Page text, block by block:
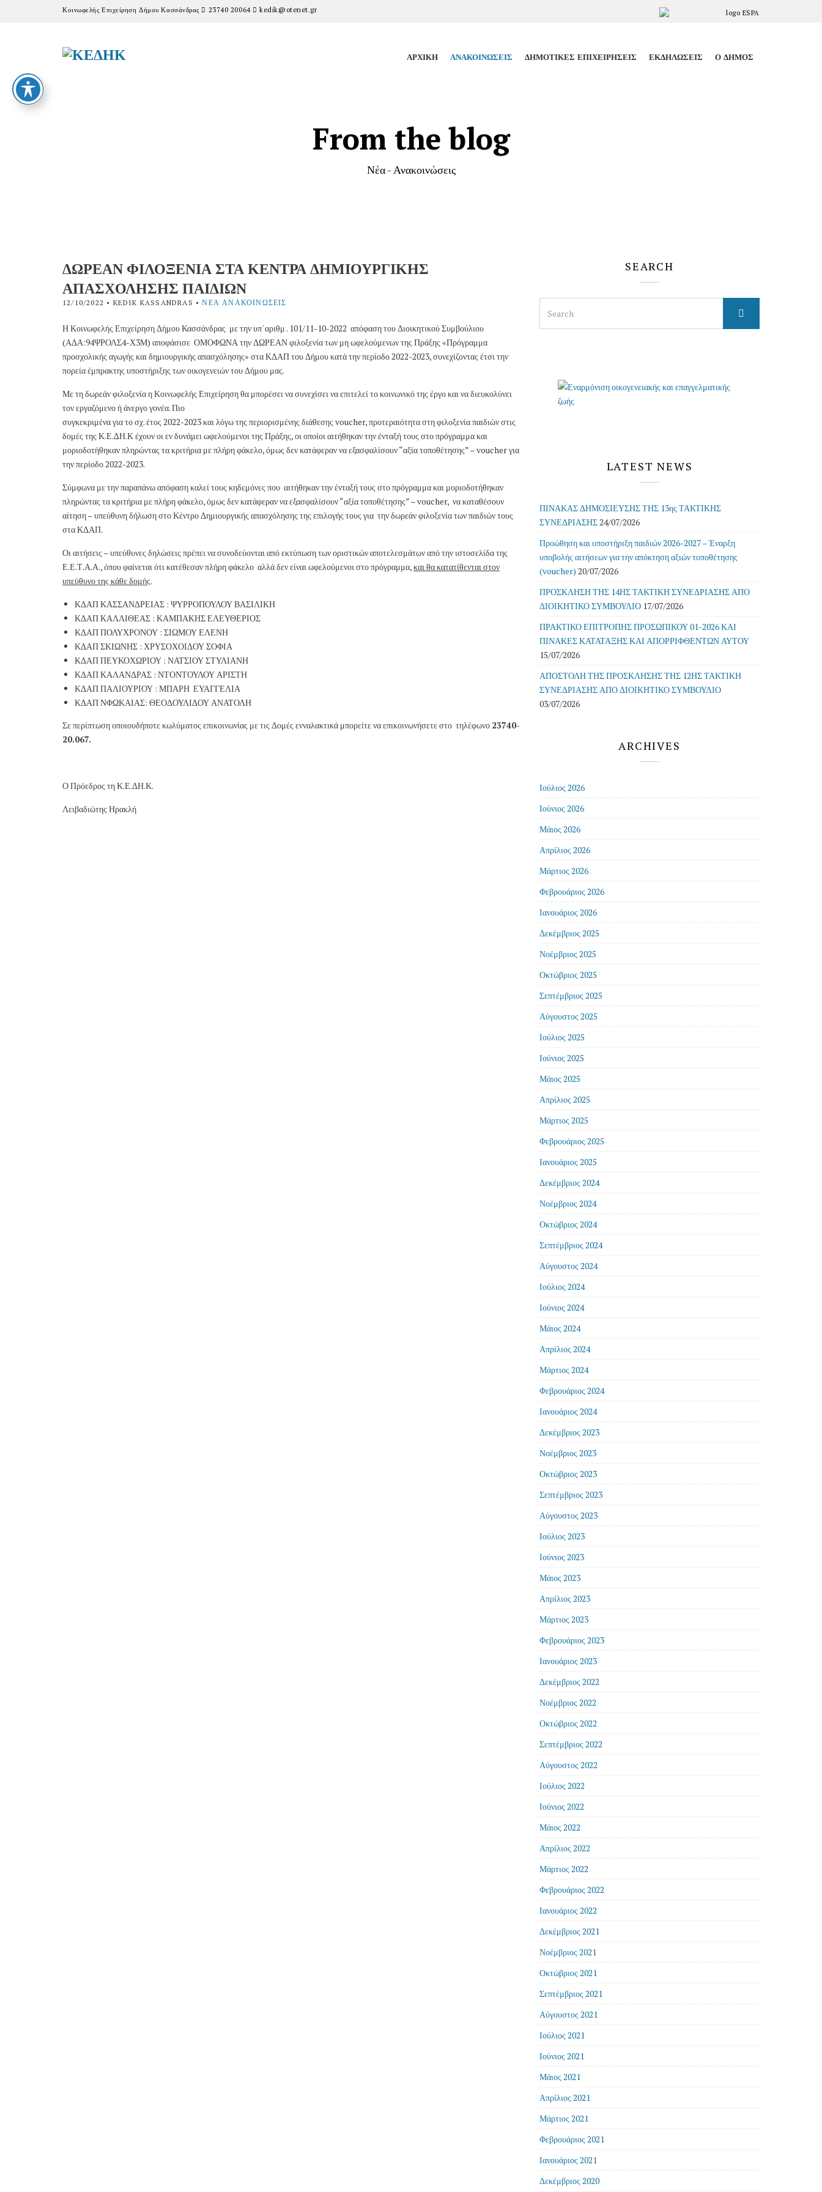
Κοινωφελής Επιχείρηση Δήμου Κασσάνδρας 23740 20064 kedik@otenet.gr
ΑΡΧΙΚΉ ΑΝΑΚΟΙΝΏΣΕΙΣ ΔΗΜΟΤΙΚΈΣ ΕΠΙΧΕΙΡΉΣΕΙΣ ΕΚΔΗΛΏΣΕΙΣ Ο ΔΉΜΟΣ
From the blog
Νέα - Ανακοινώσεις
ΔΩΡΕΑΝ ΦΙΛΟΞΕΝΙΑ ΣΤΑ ΚΕΝΤΡΑ ΔΗΜΙΟΥΡΓΙΚΗΣ
ΑΠΑΣΧΟΛΗΣΗΣ ΠΑΙΔΙΩΝ
12/10/2022 • KEDIK KASSANDRAS •ΝΈΑ ΑΝΑΚΟΙΝΏΣΕΙΣ
Η Κοινωφελής Επιχείρηση Δήμου Κασσάνδρας με την υπ΄αριθμ . 101/11-10-2022 απόφαση του Διοικητικού Συμβούλιου
(ΑΔΑ:94ΨΡΟΛΣ4-Χ3Μ) αποφάσισε ΟΜΟΦΩΝΑ την ΔΩΡΕΑΝ φιλοξενία των μη ωφελούμενων της Πράξης «Πρόγραμμα
προσχολικής αγωγής και δημιουργικής απασχόλησης» στα ΚΔΑΠ του Δήμου κατά την περίοδο 2022-2023, συνεχίζοντας έτσι την
πορεία έμπρακτης υποστήριξης των οικογενειών του Δήμου μας.
Με τη δωρεάν φιλοξενία η Κοινωφελής Επιχείρηση θα μπορέσει να συνεχίσει να επιτελεί το κοινωνικό της έργο και να διευκολύνει
τον εργαζόμενο ή άνεργο γονέα. Πιο
συγκεκριμένα για το σχ. έτος 2022-2023 και λόγω της περιορισμένης διάθεσης voucher, προτεραιότητα στη φιλοξενία παιδιών στις
δομές της Κ.Ε.∆Η.Κ έχουν οι εν δυνάμει ωφελούμενοι της Πράξης, οι οποίοι αιτήθηκαν την ένταξή τους στο πρόγραμμα και
μοριοδοτήθηκαν πληρώντας τα κριτήρια με πλήρη φάκελο, όμως δεν κατάφεραν να εξασφαλίσουν “αξία τοποθέτησης” – voucher για
την περίοδο 2022-2023.
Σύμφωνα με την παραπάνω απόφαση καλεί τους κηδεμόνες που αιτήθηκαν την ένταξή τους στο πρόγραμμα και μοριοδοτήθηκαν
πληρώντας τα κριτήρια με πλήρη φάκελο, όμως δεν κατάφεραν να εξασφαλίσουν “αξία τοποθέτησης” – voucher, να καταθέσουν
αίτηση – υπεύθυνη δήλωση στο Κέντρο Δημιουργικής απασχόλησης της επιλογής τους για την δωρεάν φιλοξενία των παιδιών τους
στα ΚΔΑΠ.
Οι αιτήσεις – υπεύθυνες δηλώσεις πρέπει να συνοδεύονται από εκτύπωση των οριστικών αποτελεσμάτων από την ιστοσελίδα της
Ε.Ε.Τ.Α.Α., όπου φαίνεται ότι κατέθεσαν πλήρη φάκελο αλλά δεν είναι ωφελούμενοι στο πρόγραμμα,και θα κατατίθενται στον
υπεύθυνο της κάθε δομής.
ΚΔΑΠ ΚΑΣΣΑΝΔΡΕΙΑΣ : ΨΥΡΡΟΠΟΥΛΟΥ ΒΑΣΙΛΙΚΗ
ΚΔΑΠ ΚΑΛΛΙΘΕΑΣ : ΚΑΜΠΑΚΗΣ ΕΛΕΥΘΕΡΙΟΣ
ΚΔΑΠ ΠΟΛΥΧΡΟΝΟΥ : ΣΙΩΜΟΥ ΕΛΕΝΗ
ΚΔΑΠ ΣΚΙΩΝΗΣ : ΧΡΥΣΟΧΟΙΔΟΥ ΣΟΦΙΑ
ΚΔΑΠ ΠΕΥΚΟΧΩΡΙΟΥ : ΝΑΤΣΙΟΥ ΣΤΥΛΙΑΝΗ
ΚΔΑΠ ΚΑΛΑΝΔΡΑΣ : ΝΤΟΝΤΟΥΛΟΥ ΑΡΙΣΤΗ
ΚΔΑΠ ΠΑΛΙΟΥΡΙΟΥ : ΜΠΑΡΗ ΕΥΑΓΓΕΛΙΑ
ΚΔΑΠ ΝΦΩΚΑΙΑΣ: ΘΕΟΔΟΥΛΙΔΟΥ ΑΝΑΤΟΛΗ
Σε περίπτωση οποιουδήποτε κωλύματος επικοινωνίας με τις Δομές ενναλακτικά μπορείτε να επικοινωνήσετε στο τηλέφωνο 23740-
20.067.
Ο Πρόεδρος τη Κ.Ε.ΔΗ.Κ.
Λειβαδιώτης Ηρακλή
SEARCH
for:
LATEST NEWS
ΠΙΝΑΚΑΣ ΔΗΜΟΣΙΕΥΣΗΣ ΤΗΣ 13ης ΤΑΚΤΙΚΗΣ
ΣΥΝΕΔΡΙΑΣΗΣ24/07/2026
Προώθηση και υποστήριξη παιδιών 2026-2027 – Έναρξη
υποβολής αιτήσεων για την απόκτηση αξιών τοποθέτησης
(voucher) 20/07/2026
ΠΡΟΣΚΛΗΣΗ ΤΗΣ 14ΗΣ ΤΑΚΤΙΚΗ ΣΥΝΕΔΡΙΑΣΗΣ ΑΠΟ
ΔΙΟΙΚΗΤΙΚΟ ΣΥΜΒΟΥΛΙΟ 17/07/2026
ΠΡΑΚΤΙΚΟ ΕΠΙΤΡΟΠΗΣ ΠΡΟΣΩΠΙΚΟΥ 01-2026 ΚΑΙ
ΠΙΝΑΚΕΣ ΚΑΤΑΤΑΞΗΣ ΚΑΙ ΑΠΟΡΡΙΦΘΕΝΤΩΝ ΑΥΤΟΥ
15/07/2026
ΑΠΟΣΤΟΛΗ ΤΗΣ ΠΡΟΣΚΛΗΣΗΣ ΤΗΣ 12ΗΣ ΤΑΚΤΙΚΗ
ΣΥΝΕΔΡΙΑΣΗΣ ΑΠΟ ΔΙΟΙΚΗΤΙΚΟ ΣΥΜΒΟΥΛΙΟ
03/07/2026
ARCHIVES
Ιούλιος 2026
Ιούνιος 2026
Μάιος 2026
Απρίλιος 2026
Μάρτιος 2026
Φεβρουάριος 2026
Ιανουάριος 2026
Δεκέμβριος 2025
Νοέμβριος 2025
Οκτώβριος 2025
Σεπτέμβριος 2025
Αύγουστος 2025
Ιούλιος 2025
Ιούνιος 2025
Μάιος 2025
Απρίλιος 2025
Μάρτιος 2025
Φεβρουάριος 2025
Ιανουάριος 2025
Δεκέμβριος 2024
Νοέμβριος 2024
Οκτώβριος 2024
Σεπτέμβριος 2024
Αύγουστος 2024
Ιούλιος 2024
Ιούνιος 2024
Μάιος 2024
Απρίλιος 2024
Μάρτιος 2024
Φεβρουάριος 2024
Ιανουάριος 2024
Δεκέμβριος 2023
Νοέμβριος 2023
Οκτώβριος 2023
Σεπτέμβριος 2023
Αύγουστος 2023
Ιούλιος 2023
Ιούνιος 2023
Μάιος 2023
Απρίλιος 2023
Μάρτιος 2023
Φεβρουάριος 2023
Ιανουάριος 2023
Δεκέμβριος 2022
Νοέμβριος 2022
Οκτώβριος 2022
Σεπτέμβριος 2022
Αύγουστος 2022
Ιούλιος 2022
Ιούνιος 2022
Μάιος 2022
Απρίλιος 2022
Μάρτιος 2022
Φεβρουάριος 2022
Ιανουάριος 2022
Δεκέμβριος 2021
Νοέμβριος 2021
Οκτώβριος 2021
Σεπτέμβριος 2021
Αύγουστος 2021
Ιούλιος 2021
Ιούνιος 2021
Μάιος 2021
Απρίλιος 2021
Μάρτιος 2021
Φεβρουάριος 2021
Ιανουάριος 2021
Δεκέμβριος 2020